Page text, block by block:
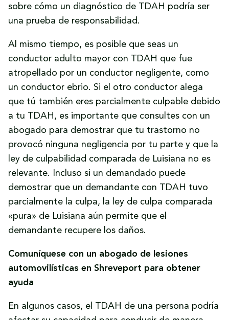
sobre cómo un diagnóstico de TDAH podría ser
una prueba de responsabilidad.
Al mismo tiempo, es posible que seas un
conductor adulto mayor con TDAH que fue
atropellado por un conductor negligente, como
un conductor ebrio. Si el otro conductor alega
que tú también eres parcialmente culpable debido
a tu TDAH, es importante que consultes con un
abogado para demostrar que tu trastorno no
provocó ninguna negligencia por tu parte y que la
ley de culpabilidad comparada de Luisiana no es
relevante. Incluso si un demandado puede
demostrar que un demandante con TDAH tuvo
parcialmente la culpa, la ley de culpa comparada
«pura» de Luisiana aún permite que el
demandante recupere los daños.
Comuníquese con un abogado de lesiones
automovilísticas en Shreveport para obtener
ayuda
En algunos casos, el TDAH de una persona podría